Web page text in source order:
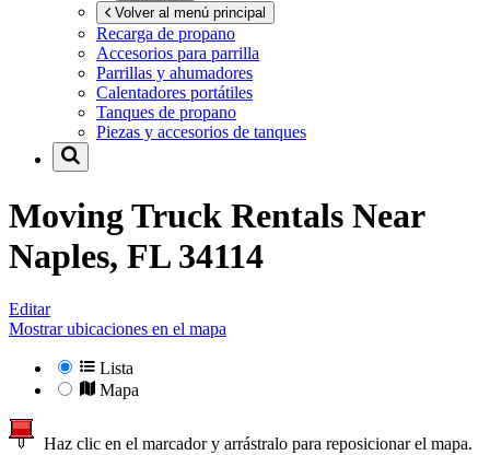
Volver al menú principal
Recarga de propano
Accesorios para parrilla
Parrillas y ahumadores
Calentadores portátiles
Tanques de propano
Piezas y accesorios de tanques
Moving Truck Rentals Near
Naples, FL 34114
Editar
Mostrar ubicaciones en el mapa
Lista
Mapa
Haz clic en el marcador y arrástralo para reposicionar el mapa.